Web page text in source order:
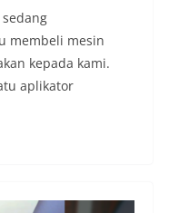
sedang
membeli mesin
kepada kami.
aplikator